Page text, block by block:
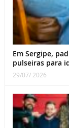
Em Sergipe,
pulseiras para
29/07/ 2026